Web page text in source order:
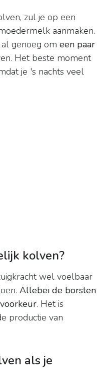
zul je op een
aanmaken.
genoeg om een paar
Het beste moment
je 's nachts veel
kolven?
wel voelbaar
Allebei de borsten
. Het is
productie van
als je